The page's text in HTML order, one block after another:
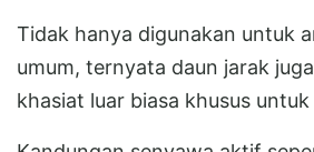
Tidak hanya digunakan untuk
umum, ternyata daun jarak
khasiat luar biasa khusus